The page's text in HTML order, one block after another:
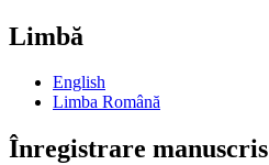
Limbă
English
Limba Română
Înregistrare manuscris